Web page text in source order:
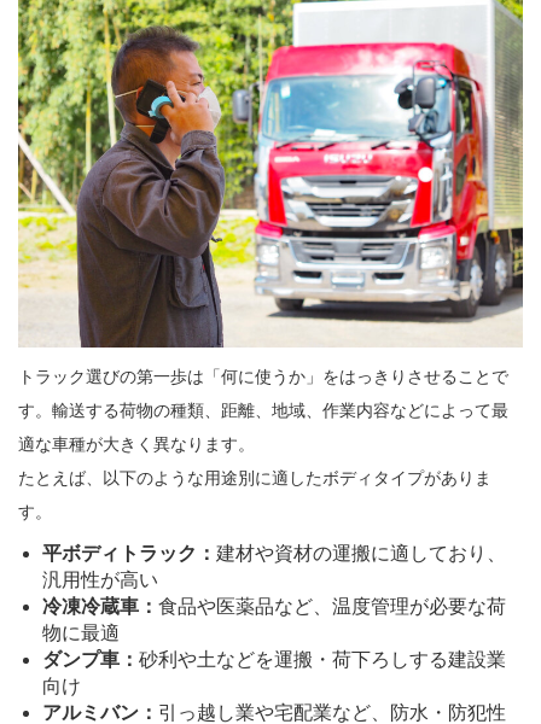
トラック選びの第一歩は「何に使うか」をはっきりさせることで
す。輸送する荷物の種類、距離、地域、作業内容などによって最
適な車種が大きく異なります。
たとえば、以下のような用途別に適したボディタイプがありま
す。
平ボディトラック： 建材や資材の運搬に適しており、
汎用性が高い
冷凍冷蔵車： 食品や医薬品など、温度管理が必要な荷
物に最適
ダンプ車： 砂利や土などを運搬・荷下ろしする建設業
向け
アルミバン： 引っ越し業や宅配業など、防水・防犯性